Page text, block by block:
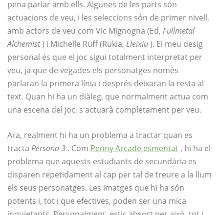
pena parlar amb ells. Algunes de les parts són
actuacions de veu, i les seleccions són de primer nivell,
amb actors de veu com Vic Mignogna (Ed, Fullmetal
Alchemist) i Michelle Ruff (Rukia, Lleixiu). El meu desig
personal és que el joc sigui totalment interpretat per
veu, ja que de vegades els personatges només
parlaran la primera línia i després deixaran la resta al
text. Quan hi ha un diàleg, que normalment actua com
una escena del joc, s'actuarà completament per veu.
Ara, realment hi ha un problema a tractar quan es
tracta Persona 3 . Com Penny Arcade esmentat , hi ha el
problema que aquests estudiants de secundària es
disparen repetidament al cap per tal de treure a la llum
els seus personatges. Les imatges que hi ha són
potents i, tot i que efectives, poden ser una mica